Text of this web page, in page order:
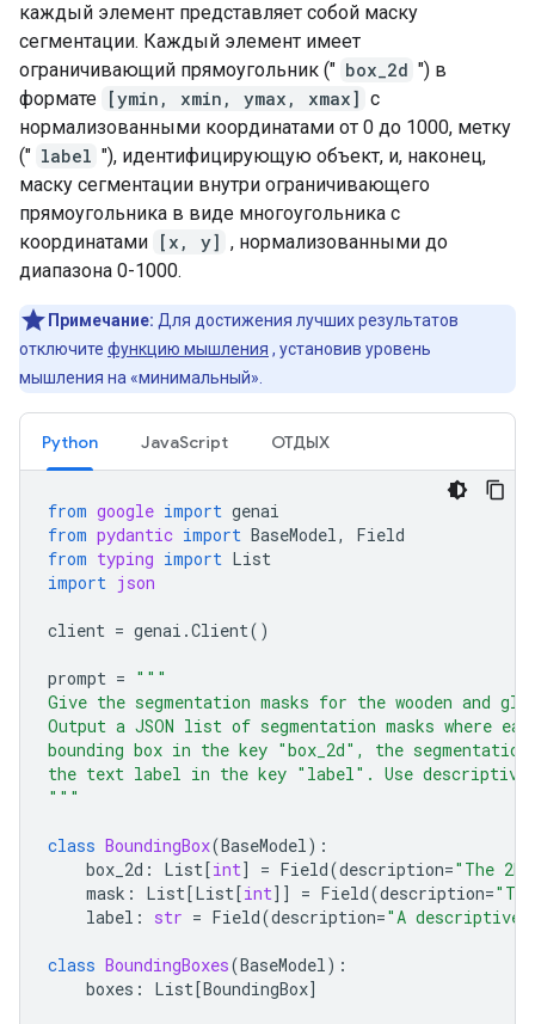
каждый элемент представляет собой маску
сегментации. Каждый элемент имеет
ограничивающий прямоугольник (" box_2d ") в
формате [ymin, xmin, ymax, xmax] с
нормализованными координатами от 0 до 1000, метку
(" label "), идентифицирующую объект, и, наконец,
маску сегментации внутри ограничивающего
прямоугольника в виде многоугольника с
координатами [x, y] , нормализованными до
диапазона 0-1000.
Примечание: Для достижения лучших результатов
отключите функцию мышления , установив уровень
мышления на «минимальный».
Python JavaScript ОТДЫХ
from google import genai
from pydantic import BaseModel,
Field
from typing import List
import json
client = genai .Client()
prompt = """
Give the segmentation masks for the wooden and
Output a JSON list of segmentation masks where
bounding box in the key "box_2d", the
the text label in the key "label". Use
"""
class BoundingBox(BaseModel):
box_2d : List[int] = Field(description="The
mask : List[List[int]] = Field(description=
label : str = Field(description="A
class BoundingBoxes(BaseModel):
boxes : List[BoundingBox]